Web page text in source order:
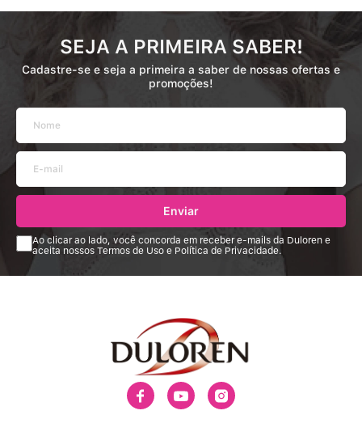
SEJA A PRIMEIRA SABER!
Cadastre-se e seja a primeira a saber de nossas ofertas e
promoções!
Enviar
Ao clicar ao lado, você concorda em receber e-mails da Duloren e
aceita nossos Termos de Uso e Política de Privacidade.